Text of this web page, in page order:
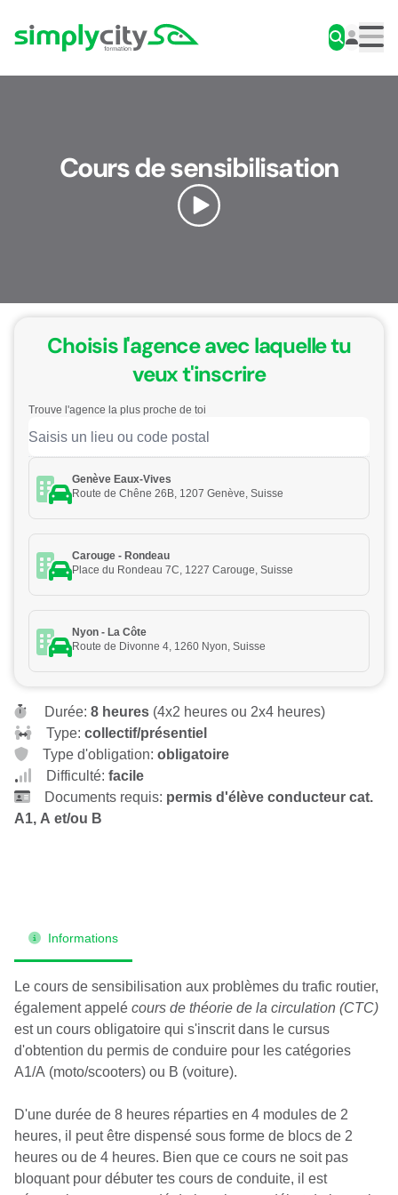
Simplycity
Cours de sensibilisation
Informations
Le cours de sensibilisation aux problèmes du trafic routier,
également appelécours de théorie de la circulation (CTC)
est un cours obligatoire qui s'inscrit dans le cursus
d'obtention du permis de conduire pour les catégories
A1/A (moto/scooters) ou B (voiture).
D'une durée de 8 heures réparties en 4 modules de 2
heures, il peut être dispensé sous forme de blocs de 2
heures ou de 4 heures. Bien que ce cours ne soit pas
bloquant pour débuter tes cours de conduite, il est
Durée: 8 heures (4x2 heures ou 2x4 heures)
Type: collectif/présentiel
Type d'obligation: obligatoire
Difficulté: facile
Documents requis: permis d'élève conducteur cat.
A1, A et/ou B
Choisis l'agence avec laquelle tu
veux t'inscrire
Trouve l'agence la plus proche de toi
Genève Eaux-Vives
Route de Chêne 26B, 1207 Genève, Suisse
Carouge - Rondeau
Place du Rondeau 7C, 1227 Carouge, Suisse
Nyon - La Côte
Route de Divonne 4, 1260 Nyon, Suisse